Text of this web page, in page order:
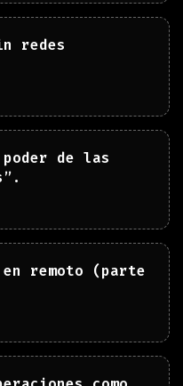
redes
de las
remoto (parte